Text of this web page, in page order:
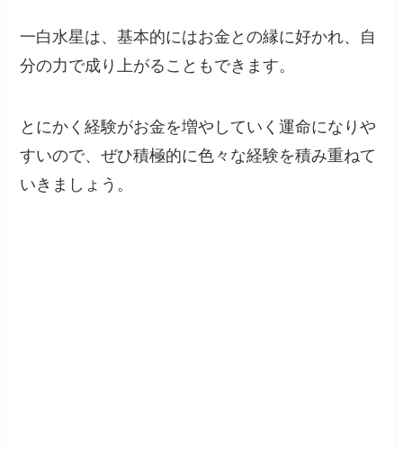
一白水星は、基本的にはお金との縁に好かれ、自
分の力で成り上がることもできます。
とにかく経験がお金を増やしていく運命になりや
すいので、ぜひ積極的に色々な経験を積み重ねて
いきましょう。